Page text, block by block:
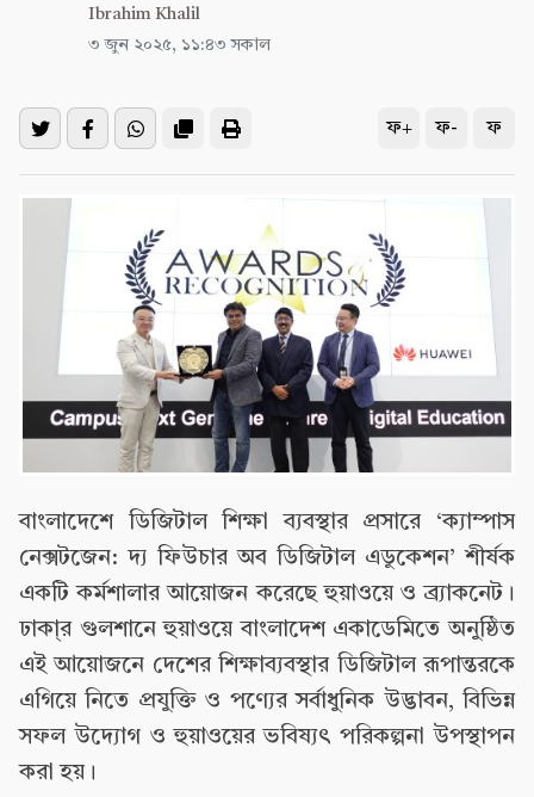
Ibrahim Khalil
৩ জুন ২০২৫, ১১:৪৩ সকাল
ফ+ ফ- ফ
বাংলাদেশে ডিজিটাল শিক্ষা ব্যবস্থার প্রসারে ‘ক্যাম্পাস
নেক্সটজেন: দ্য ফিউচার অব ডিজিটাল এডুকেশন’ শীর্ষক
একটি কর্মশালার আয়োজন করেছে হুয়াওয়ে ও ব্র্যাকনেট।
ঢাকা্র গুলশানে হুয়াওয়ে বাংলাদেশ একাডেমিতে অনুষ্ঠিত
এই আয়োজনে দেশের শিক্ষাব্যবস্থার ডিজিটাল রূপান্তরকে
এগিয়ে নিতে প্রযুক্তি ও পণ্যের সর্বাধুনিক উদ্ভাবন, বিভিন্ন
সফল উদ্যোগ ও হুয়াওয়ের ভবিষ্যৎ পরিকল্পনা উপস্থাপন
করা হয়।